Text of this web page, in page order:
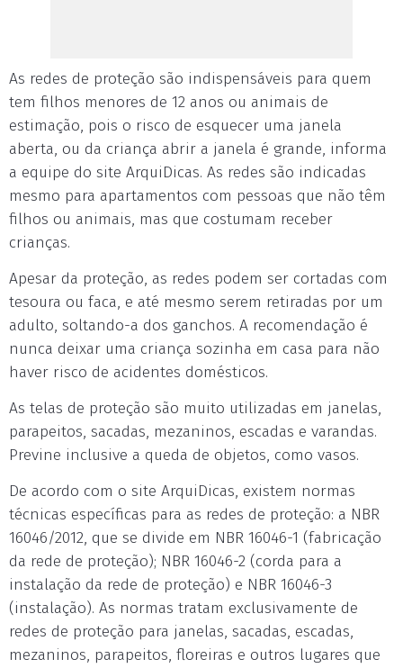
As redes de proteção são indispensáveis para quem
tem filhos menores de 12 anos ou animais de
estimação, pois o risco de esquecer uma janela
aberta, ou da criança abrir a janela é grande, informa
a equipe do site ArquiDicas. As redes são indicadas
mesmo para apartamentos com pessoas que não têm
filhos ou animais, mas que costumam receber
crianças.
Apesar da proteção, as redes podem ser cortadas com
tesoura ou faca, e até mesmo serem retiradas por um
adulto, soltando-a dos ganchos. A recomendação é
nunca deixar uma criança sozinha em casa para não
haver risco de acidentes domésticos.
As telas de proteção são muito utilizadas em janelas,
parapeitos, sacadas, mezaninos, escadas e varandas.
Previne inclusive a queda de objetos, como vasos.
De acordo com o site ArquiDicas, existem normas
técnicas específicas para as redes de proteção: a NBR
16046/2012, que se divide em NBR 16046-1 (fabricação
da rede de proteção); NBR 16046-2 (corda para a
instalação da rede de proteção) e NBR 16046-3
(instalação). As normas tratam exclusivamente de
redes de proteção para janelas, sacadas, escadas,
mezaninos, parapeitos, floreiras e outros lugares que